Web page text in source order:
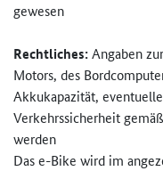
gewesen
Rechtliches:Angaben
Motors, des
Akkukapazität,
Verkehrssicherheit
werden
Das e-Bike wird im